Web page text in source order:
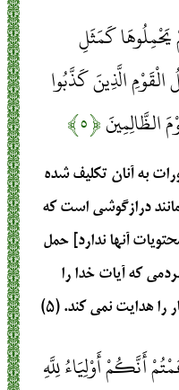
يَحْمِلُوهَا كَمَثَلِ
الَّذِينَ كَذَّبُوا
الظَّالِمِينَ﴿۵﴾
به آنان تکلیف شده
درازگوشی است که
آنها ندارد] حمل
که آیات خدا را
هدایت نمی کند. (۵)
أَنَّكُمْ أَوْلِيَاءُ لِلَّهِ